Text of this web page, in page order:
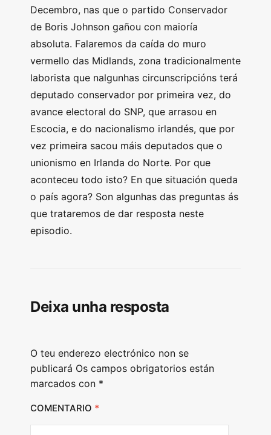
Decembro, nas que o partido Conservador
de Boris Johnson gañou con maioría
absoluta. Falaremos da caída do muro
vermello das Midlands, zona tradicionalmente
laborista que nalgunhas circunscripcións terá
deputado conservador por primeira vez, do
avance electoral do SNP, que arrasou en
Escocia, e do nacionalismo irlandés, que por
vez primeira sacou máis deputados que o
unionismo en Irlanda do Norte. Por que
aconteceu todo isto? En que situación queda
o país agora? Son algunhas das preguntas ás
que trataremos de dar resposta neste
episodio.
Deixa unha resposta
O teu enderezo electrónico non se
publicará Os campos obrigatorios están
marcados con *
COMENTARIO *